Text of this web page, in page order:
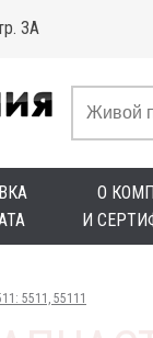
3А
О
И
5511, 55111